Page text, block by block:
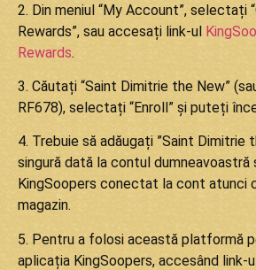
2. Din meniul “My Account”, selectați
Rewards”, sau accesați link-ul
Rewards.
3. Căutați “Saint Dimitrie the New”
RF678), selectați “Enroll” și puteți
4. Trebuie să adăugați ”Saint Dimitrie
singură dată la contul dumneavoastră
KingSoopers conectat la cont atunci
magazin.
5. Pentru a folosi această platformă
aplicația KingSoopers, accesând link-